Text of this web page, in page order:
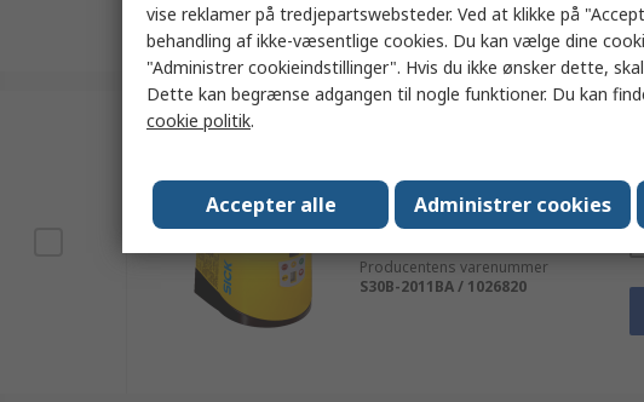
Skanner, Maks. afstand: 30 m
IEC 61496 Type 3
Producentens varenummer
S30B-2011BA / 1026820
vise reklamer på tredjepartswebsteder. Ved at klikke på
behandling af ikke-væsentlige cookies. Du kan vælge dine
"Administrer cookieindstillinger". Hvis du ikke ønsker dette,
Dette kan begrænse adgangen til nogle funktioner. Du kan
cookie politik.
Accepter alle Administrer cookies